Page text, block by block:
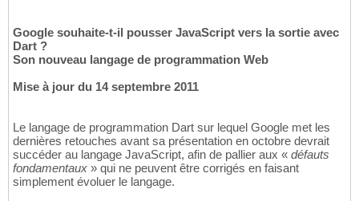
Google souhaite-t-il pousser JavaScript vers la sortie avec
Dart ?
Son nouveau langage de programmation Web
Mise à jour du 14 septembre 2011
Le langage de programmation Dart sur lequel Google met les
dernières retouches avant sa présentation en octobre devrait
succéder au langage JavaScript, afin de pallier aux « défauts
fondamentaux » qui ne peuvent être corrigés en faisant
simplement évoluer le langage.